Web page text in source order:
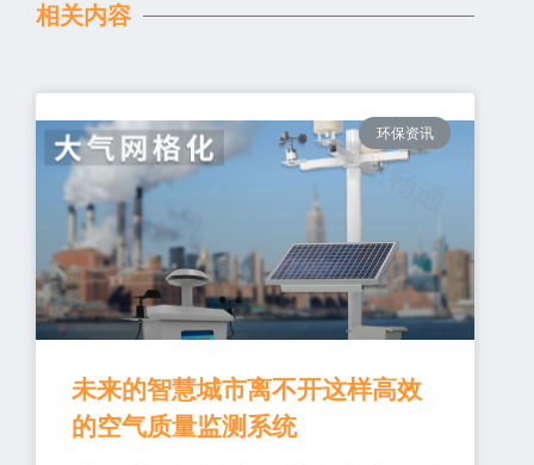
相关内容
环保资讯
未来的智慧城市离不开这样高效
的空气质量监测系统